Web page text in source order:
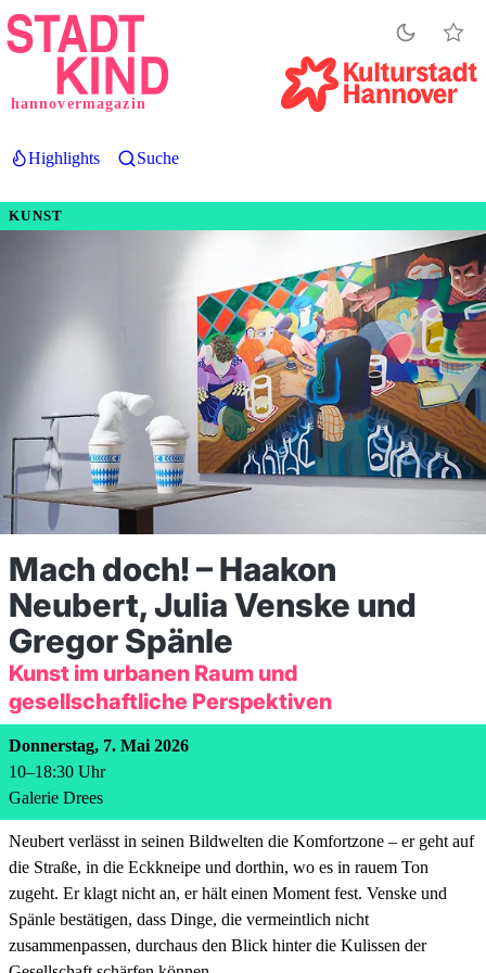
Direkt
zum
hannovermagazin
Highlights Suche
KUNST
Mach doch! – Haakon
Neubert, Julia Venske und
Gregor Spänle
Kunst im urbanen Raum und
gesellschaftliche Perspektiven
Donnerstag, 7. Mai 2026
10–18:30 Uhr
Galerie Drees
Neubert verlässt in seinen Bildwelten die Komfortzone – er geht auf
die Straße, in die Eckkneipe und dorthin, wo es in rauem Ton
zugeht. Er klagt nicht an, er hält einen Moment fest. Venske und
Spänle bestätigen, dass Dinge, die vermeintlich nicht
zusammenpassen, durchaus den Blick hinter die Kulissen der